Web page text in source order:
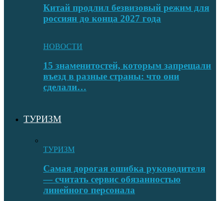
Китай продлил безвизовый режим для
россиян до конца 2027 года
НОВОСТИ
15 знаменитостей, которым запрещали
въезд в разные страны: что они
сделали…
ТУРИЗМ
ТУРИЗМ
Самая дорогая ошибка руководителя
— считать сервис обязанностью
линейного персонала